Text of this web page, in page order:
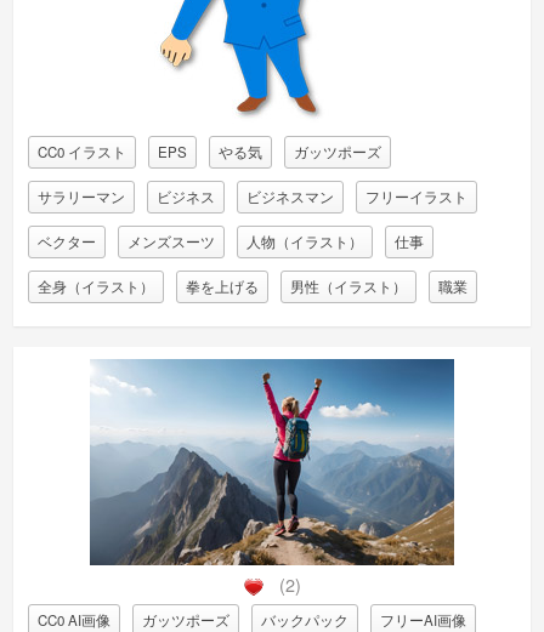
CC0 イラスト EPS やる気 ガッツポーズ
サラリーマン ビジネス ビジネスマン フリーイラスト
ベクター メンズスーツ 人物（イラスト） 仕事
全身（イラスト） 拳を上げる 男性（イラスト） 職業
(2)
CC0 AI画像 ガッツポーズ バックパック フリーAI画像